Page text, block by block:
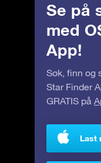
Se på
med
App!
Søk, finn og
Star Finder
GRATIS på
Last